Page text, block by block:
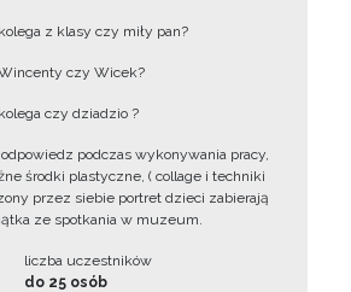
z klasy czy miły pan?
czy Wicek?
czy dziadzio ?
podczas wykonywania pracy,
środki plastyczne, ( collage i techniki
przez siebie portret dzieci zabierają
ze spotkania w muzeum.
liczba uczestników
do 25 osób